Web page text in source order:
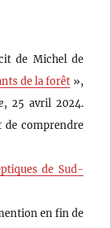
de Michel de
de la forêt »,
, 25 avril 2024.
de comprendre
de Sud-
en fin de